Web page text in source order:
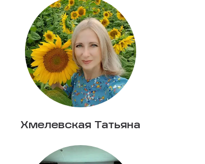
Хмелевская Татьяна